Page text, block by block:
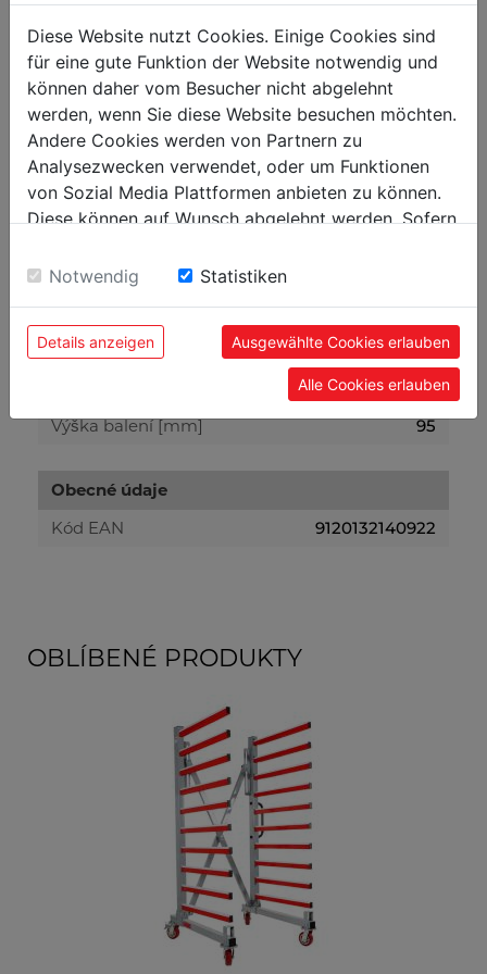
Obecné rozměry
Celkové rozměry [mm]
460 x 330 x 70
Nostnost [kg]
30
Hmotnost
Brutto [kg]
5.10
Přepravní rozměry
Šířka balení [mm]
365
485
Výška balení [mm]
95
Obecné údaje
Kód EAN
9120132140922
OBLÍBENÉ PRODUKTY
Diese Website nutzt Cookies. Einige Cookies sind
für eine gute Funktion der Website notwendig und
können daher vom Besucher nicht abgelehnt
werden, wenn Sie diese Website besuchen möchten.
Andere Cookies werden von Partnern zu
Analysezwecken verwendet, oder um Funktionen
von Sozial Media Plattformen anbieten zu können.
Diese können auf Wunsch abgelehnt werden. Sofern
Einwilligung zu unseren Cookies.
Notwendig Statistiken
Details anzeigen Ausgewählte Cookies erlauben
Alle Cookies erlauben